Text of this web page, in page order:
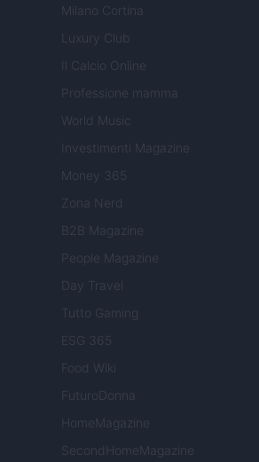
Milano Cortina
Luxury Club
Il Calcio Online
Professione mamma
World Music
Investimenti Magazine
Money 365
Zona Nerd
B2B Magazine
People Magazine
Day Travel
Tutto Gaming
ESG 365
Food Wiki
FuturoDonna
HomeMagazine
SecondHomeMagazine